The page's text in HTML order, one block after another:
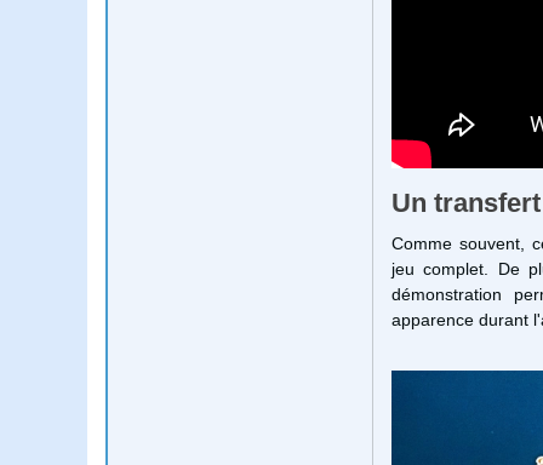
Un
Comme souvent,
jeu complet. De
démonstration
apparence durant